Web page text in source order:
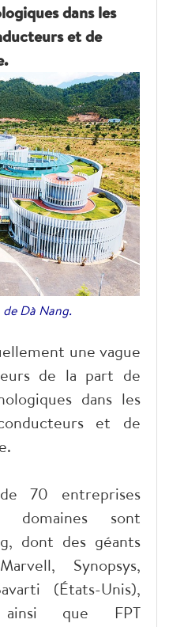
dans les
et de
Dà Nang.
une vague
de la part de
dans les
et de
70 entreprises
domaines sont
dont des géants
Synopsys,
(États-Unis),
ainsi que FPT